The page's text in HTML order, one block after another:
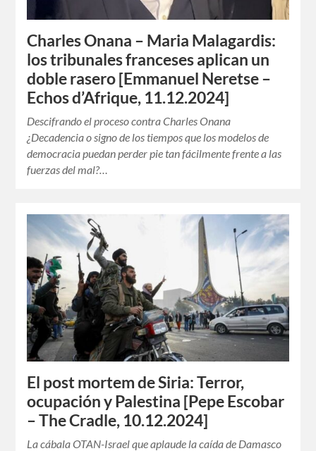
Charles Onana – Maria Malagardis:
los tribunales franceses aplican un
doble rasero [Emmanuel Neretse –
Echos d’Afrique, 11.12.2024]
Descifrando el proceso contra Charles Onana
¿Decadencia o signo de los tiempos que los modelos de
democracia puedan perder pie tan fácilmente frente a las
fuerzas del mal?…
El post mortem de Siria: Terror,
ocupación y Palestina [Pepe Escobar
– The Cradle, 10.12.2024]
La cábala OTAN-Israel que aplaude la caída de Damasco